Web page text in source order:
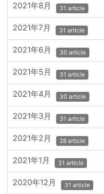
2021年8月 31 article
2021年7月 31 article
2021年6月 30 article
2021年5月 31 article
2021年4月 30 article
2021年3月 31 article
2021年2月 28 article
2021年1月 31 article
2020年12月 31 article